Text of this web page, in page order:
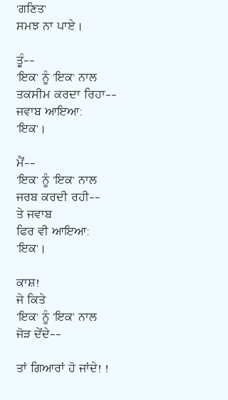
'ਗਣਿਤ'
ਸਮਝ ਨਾ ਪਾਏ।
ਤੂੰ--
'ਇਕ' ਨੂੰ 'ਇਕ' ਨਾਲ
ਤਕਸੀਮ ਕਰਦਾ ਰਿਹਾ--
ਜਵਾਬ ਆਇਆ:
'ਇਕ'।
ਮੈਂ--
'ਇਕ' ਨੂੰ 'ਇਕ' ਨਾਲ
ਜਰਬ ਕਰਦੀ ਰਹੀ--
ਤੇ ਜਵਾਬ
ਫਿਰ ਵੀ ਆਇਆ:
'ਇਕ'।
ਕਾਸ਼!
ਜੇ ਕਿਤੇ
'ਇਕ' ਨੂੰ 'ਇਕ' ਨਾਲ
ਜੋੜ ਦੇਂਦੇ--
ਤਾਂ ਗਿਆਰਾਂ ਹੋ ਜਾਂਦੇ! !